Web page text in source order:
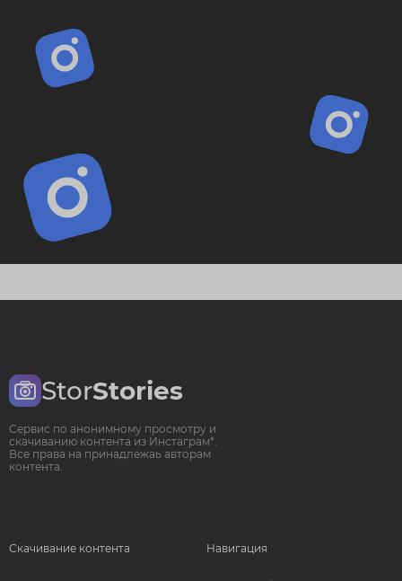
StorStories
Сервис по анонимному просмотру и
скачиванию контента из Инстаграм*.
Все права на принадлежаь авторам
контента.
Скачивание контента Навигация